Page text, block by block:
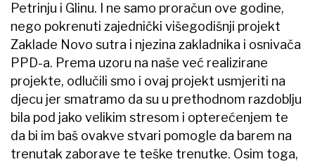
Petrinju i Glinu. I ne samo proračun ove godine,
nego pokrenuti zajednički višegodišnji projekt
Zaklade Novo sutra i njezina zakladnika i osnivača
PPD-a. Prema uzoru na naše već realizirane
projekte, odlučili smo i ovaj projekt usmjeriti na
djecu jer smatramo da su u prethodnom razdoblju
bila pod jako velikim stresom i opterećenjem te
da bi im baš ovakve stvari pomogle da barem na
trenutak zaborave te teške trenutke. Osim toga,